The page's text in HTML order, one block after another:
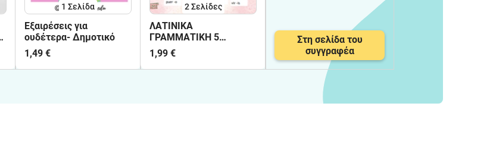
1 Σελίδα
Εξαιρέσεις για
ουδέτερα- Δημοτικό
1,49 €
2Σελίδες
ΛΑΤΙΝΙΚΑ
ΓΡΑΜΜΑΤΙΚΗ 5
ΕΝΟΤΗΤΑ
1,99 €
Στη σελίδα του
συγγραφέα